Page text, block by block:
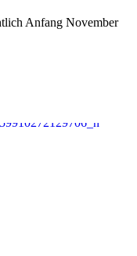
Anfang November